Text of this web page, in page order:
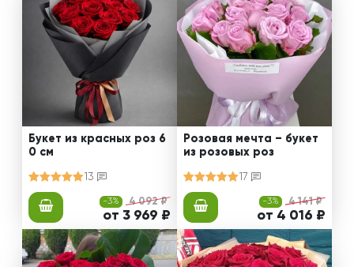
Букет из красных роз 6
0 см
13
-3% 4 092 ₽
от 3 969 ₽
Розовая мечта – букет
из розовых роз
17
-3% 4 141 ₽
от 4 016 ₽